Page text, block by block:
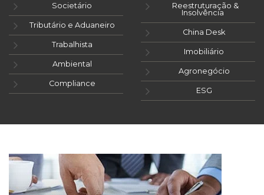
Societário
Tributário e Aduaneiro
Trabalhista
Ambiental
Compliance
Reestruturação &
Insolvência
China Desk
Imobiliário
Agronegócio
ESG